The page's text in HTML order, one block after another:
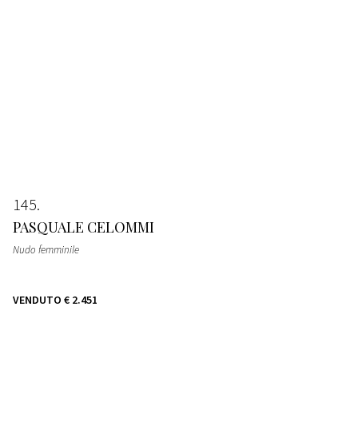
145
PASQUALE CELOMMI
Nudo femminile
VENDUTO € 2.451